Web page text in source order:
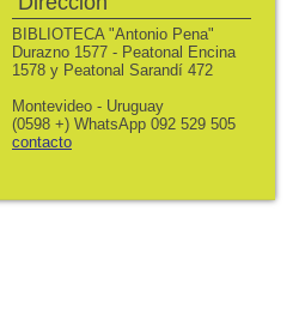
BIBLIOTECA "Antonio Pena"
Durazno 1577 - Peatonal Encina
1578 y Peatonal Sarandí 472
Montevideo - Uruguay
(0598 +) WhatsApp 092 529 505
contacto